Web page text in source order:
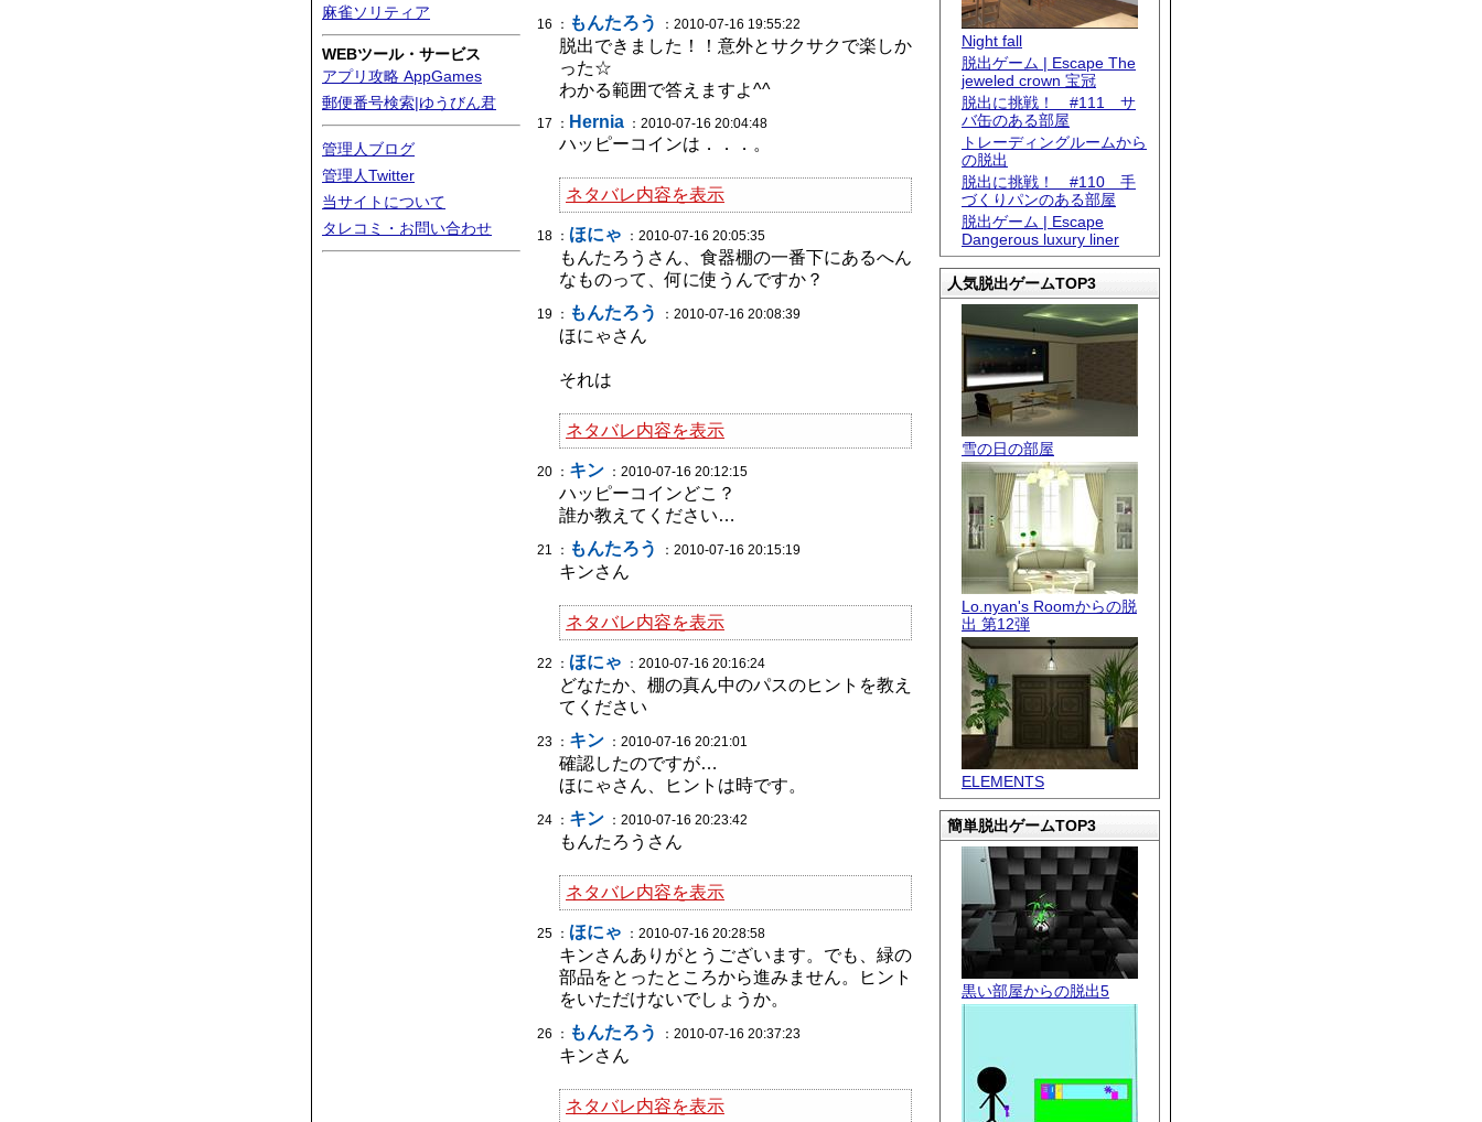
麻雀ソリティア
WEBツール・サービス
アプリ攻略 AppGames
郵便番号検索|ゆうびん君
管理人ブログ
管理人Twitter
当サイトについて
タレコミ・お問い合わせ
Night fall
脱出ゲーム | Escape The
jeweled crown 宝冠
脱出に挑戦！ #111 サ
バ缶のある部屋
トレーディングルームから
の脱出
脱出に挑戦！ #110 手
づくりパンのある部屋
脱出ゲーム | Escape
Dangerous luxury liner
人気脱出ゲームTOP3
雪の日の部屋
Lo.nyan's Roomからの脱
出 第12弾
ELEMENTS
簡単脱出ゲームTOP3
黒い部屋からの脱出5
16 ： もんたろう ：2010-07-16 19:55:22
脱出できました！！意外とサクサクで楽しか
った☆
わかる範囲で答えますよ^^
17 ： Hernia ：2010-07-16 20:04:48
ハッピーコインは．．．。
ネタバレ内容を表示
18 ： ほにゃ ：2010-07-16 20:05:35
もんたろうさん、食器棚の一番下にあるへん
なものって、何に使うんですか？
19 ： もんたろう ：2010-07-16 20:08:39
ほにゃさん
それは
ネタバレ内容を表示
20 ： キン ：2010-07-16 20:12:15
ハッピーコインどこ？
誰か教えてください…
21 ： もんたろう ：2010-07-16 20:15:19
キンさん
ネタバレ内容を表示
22 ： ほにゃ ：2010-07-16 20:16:24
どなたか、棚の真ん中のパスのヒントを教え
てください
23 ： キン ：2010-07-16 20:21:01
確認したのですが…
ほにゃさん、ヒントは時です。
24 ： キン ：2010-07-16 20:23:42
もんたろうさん
ネタバレ内容を表示
25 ： ほにゃ ：2010-07-16 20:28:58
キンさんありがとうございます。でも、緑の
部品をとったところから進みません。ヒント
をいただけないでしょうか。
26 ： もんたろう ：2010-07-16 20:37:23
キンさん
ネタバレ内容を表示